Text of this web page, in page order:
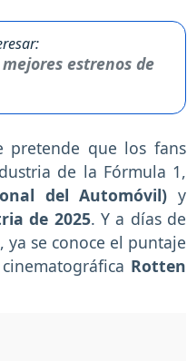
estrenos de
pretende que los fans
de la Fórmula 1,
del Automóvil) y
de 2025. Y a días de
se conoce el puntaje
Rotten